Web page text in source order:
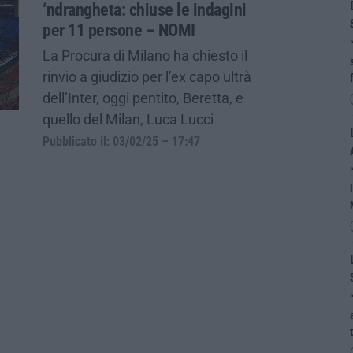
‘ndrangheta: chiuse le indagini
per 11 persone – NOMI
La Procura di Milano ha chiesto il
rinvio a giudizio per l’ex capo ultrà
dell’Inter, oggi pentito, Beretta, e
quello del Milan, Luca Lucci
Pubblicato il: 03/02/25 – 17:47